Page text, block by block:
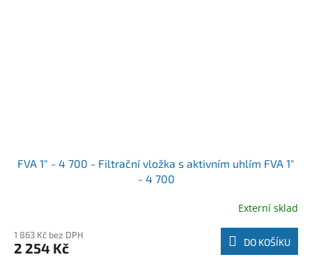
FVA 1" - 4 700 - Filtrační vložka s aktivním uhlím FVA 1"
- 4 700
Externí sklad
1 863 Kč bez DPH
2 254 Kč DO KOŠÍKU